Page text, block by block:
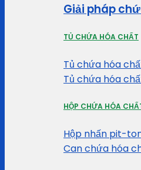
Giải pháp
TỦ CHỨA HÓA CHẤT
Tủ chứa hóa
Tủ chứa hóa
HỘP CHỨA HÓA
Hộp nhấn pit-
Can chứa hóa